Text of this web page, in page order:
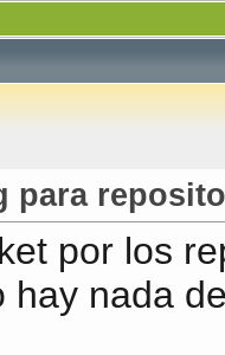
para
por los
hay nada